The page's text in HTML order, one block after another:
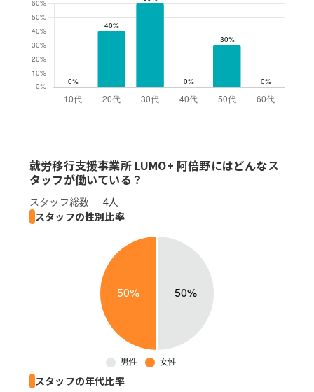
就労移行支援事業所 LUMO+ 阿倍野にはどんなス
タッフが働いている？
スタッフ総数 4人
スタッフの性別比率
スタッフの年代比率